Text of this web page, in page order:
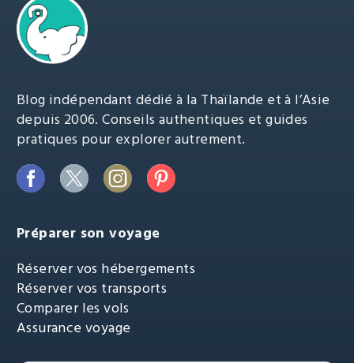
Blog indépendant dédié à la Thaïlande et à l’Asie
depuis 2006. Conseils authentiques et guides
pratiques pour explorer autrement.
Préparer son voyage
Réserver vos hébergements
Réserver vos transports
Comparer les vols
Assurance voyage